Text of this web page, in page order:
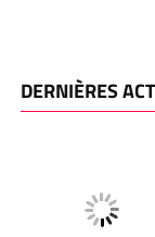
DERNIÈRES